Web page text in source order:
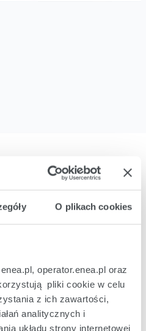
O plikach cookies
operator.enea.pl oraz
pliki cookie w celu
z ich zawartości,
analitycznych i
układu strony internetowej